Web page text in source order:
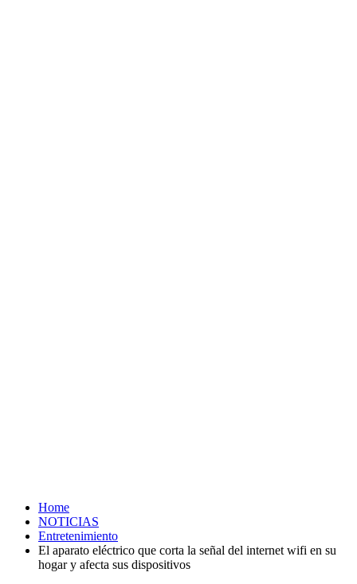
Home
NOTICIAS
Entretenimiento
El aparato eléctrico que corta la señal del internet wifi en su
hogar y afecta sus dispositivos